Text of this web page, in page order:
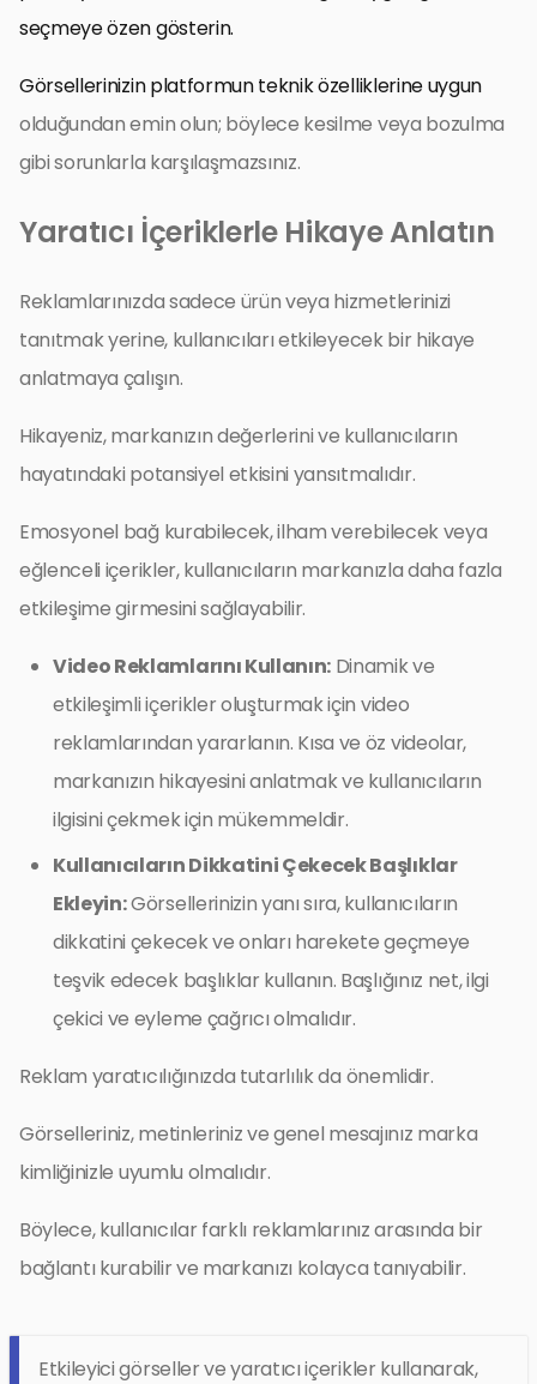
seçmeye özen gösterin.
Görsellerinizin platformun teknik özelliklerine uygun
olduğundan emin olun; böylece kesilme veya bozulma
gibi sorunlarla karşılaşmazsınız.
Yaratıcı İçeriklerle Hikaye Anlatın
Reklamlarınızda sadece ürün veya hizmetlerinizi
tanıtmak yerine, kullanıcıları etkileyecek bir hikaye
anlatmaya çalışın.
Hikayeniz, markanızın değerlerini ve kullanıcıların
hayatındaki potansiyel etkisini yansıtmalıdır.
Emosyonel bağ kurabilecek, ilham verebilecek veya
eğlenceli içerikler, kullanıcıların markanızla daha fazla
etkileşime girmesini sağlayabilir.
Video Reklamlarını Kullanın: Dinamik ve
etkileşimli içerikler oluşturmak için video
reklamlarından yararlanın. Kısa ve öz videolar,
markanızın hikayesini anlatmak ve kullanıcıların
ilgisini çekmek için mükemmeldir.
Kullanıcıların Dikkatini Çekecek Başlıklar
Ekleyin:Görsellerinizin yanı sıra, kullanıcıların
dikkatini çekecek ve onları harekete geçmeye
teşvik edecek başlıklar kullanın. Başlığınız net, ilgi
çekici ve eyleme çağrıcı olmalıdır.
Reklam yaratıcılığınızda tutarlılık da önemlidir.
Görselleriniz, metinleriniz ve genel mesajınız marka
kimliğinizle uyumlu olmalıdır.
Böylece, kullanıcılar farklı reklamlarınız arasında bir
bağlantı kurabilir ve markanızı kolayca tanıyabilir.
Etkileyici görseller ve yaratıcı içerikler kullanarak,